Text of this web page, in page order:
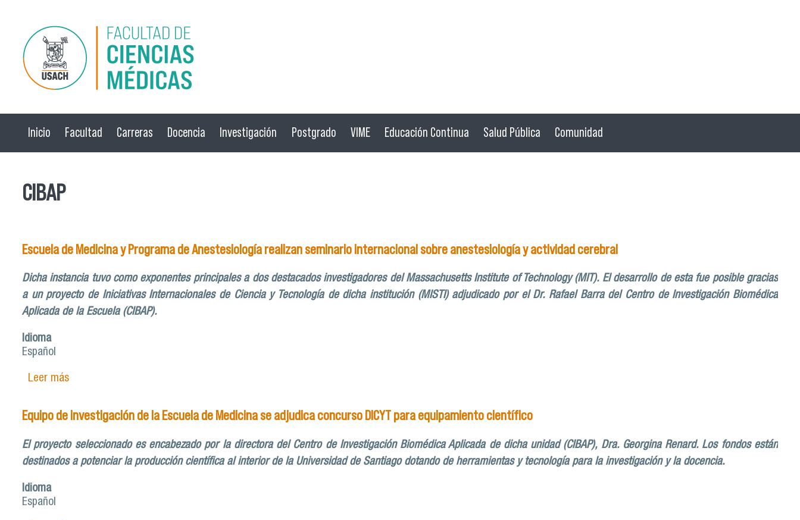
Pasar al contenido principal
Inicio Facultad Carreras Docencia Investigación Postgrado VIME Educación Continua Salud Pública Comunidad
CIBAP
Escuela de Medicina y Programa de Anestesiología realizan seminario internacional sobre anestesiología y actividad cerebral
Dicha instancia tuvo como exponentes principales a dos destacados investigadores del Massachusetts Institute of Technology (MIT). El desarrollo de esta fue posible gracias
a un proyecto de Iniciativas Internacionales de Ciencia y Tecnología de dicha institución (MISTI) adjudicado por el Dr. Rafael Barra del Centro de Investigación Biomédica
Aplicada de la Escuela (CIBAP).
Idioma
Español
Leer mássobre Escuela de Medicina y Programa de Anestesiología realizan seminario internacional sobre anestesiología y actividad cerebral
Equipo de investigación de la Escuela de Medicina se adjudica concurso DICYT para equipamiento científico
El proyecto seleccionado es encabezado por la directora del Centro de Investigación Biomédica Aplicada de dicha unidad (CIBAP), Dra. Georgina Renard. Los fondos están
destinados a potenciar la producción científica al interior de la Universidad de Santiago dotando de herramientas y tecnología para la investigación y la docencia.
Idioma
Español